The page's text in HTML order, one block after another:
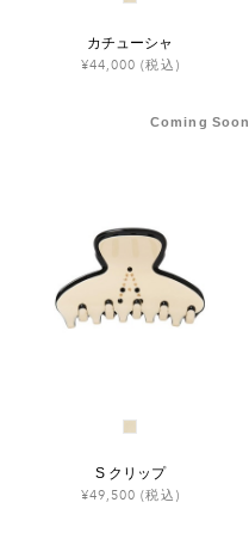
カチューシャ
¥44,000 (税込)
Coming Soon
S クリップ
¥49,500 (税込)